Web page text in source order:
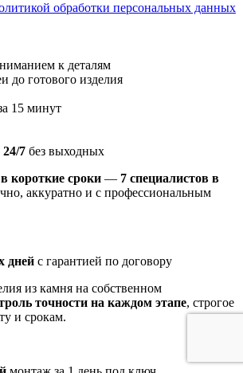
обработки персональных данных
к деталям
до готового изделия
15 минут
7 без выходных
в короткие сроки — 7 специалистов в
аккуратно и с профессиональным
дней с гарантией по договору
из камня на собственном
точности на каждом этапе, строгое
и срокам.